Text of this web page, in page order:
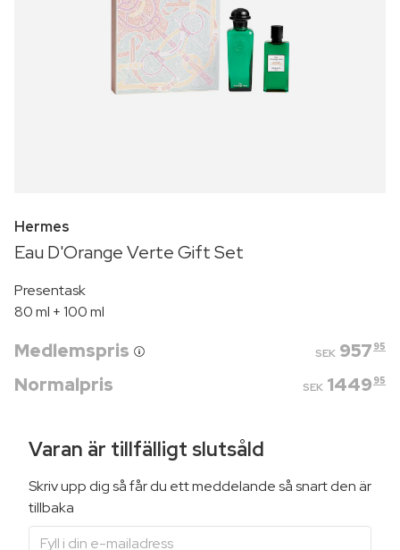
Hermes
Eau D'Orange Verte Gift Set
Presentask
80 ml + 100 ml
Medlemspris SEK 957 95
Normalpris SEK 1449 95
Varan är tillfälligt slutsåld
Skriv upp dig så får du ett meddelande så snart den är
tillbaka